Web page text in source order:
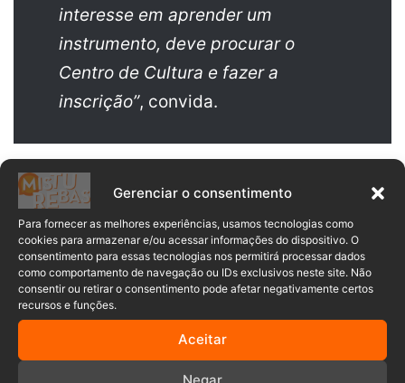
Gerenciar o consentimento
Para fornecer as melhores experiências, usamos tecnologias como
cookies para armazenar e/ou acessar informações do dispositivo. O
consentimento para essas tecnologias nos permitirá processar dados
como comportamento de navegação ou IDs exclusivos neste site. Não
consentir ou retirar o consentimento pode afetar negativamente certos
recursos e funções.
Aceitar
interesse em aprender um
instrumento, deve procurar o
Centro de Cultura e fazer a
inscrição”, convida.
Sr. Wilhelm agradece ao Centro Municipal de Cultura por
ajudar na realização deste sonho.“Pra mim, aquele lugar
representa uma terapia, um remédio pra alma. Me sinto
bem indo lá, me divirto e aprendo”,completa.
–> LEIA TAMBÉM: Timbó realiza Audiência Pública para
apresentação do Plano Municipal de Turismo
A prioridade das vagas no Cemuc é para alunos de
Presidente Getúlio, mas o Centro Municipal de Cultura